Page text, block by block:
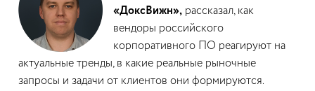
«ДоксВижн», рассказал, как
вендоры российского
корпоративного ПО реагируют на
актуальные тренды, в какие реальные рыночные
запросы и задачи от клиентов они формируются.